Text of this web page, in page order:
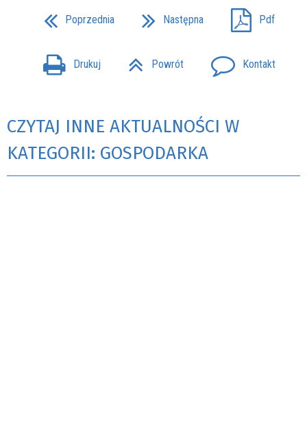
Poprzednia Następna Pdf
Drukuj Powrót Kontakt
CZYTAJ INNE AKTUALNOŚCI W
KATEGORII: GOSPODARKA